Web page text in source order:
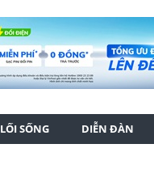
LỐI SỐNG DIỄN ĐÀN